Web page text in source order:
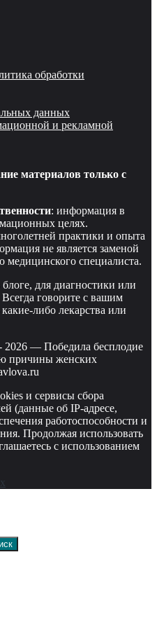
обработки
данных
и рекламной
материалов только с
: информация в
целях.
практики и опыта
не является заменой
медицинского специалиста.
для диагностики или
говорите с вашим
либо лекарства или
2026 — Победила бесплодие
причины женских
и сервисы сбора
(данные об IP-адресе,
работоспособности и
Продолжая использовать
с использованием